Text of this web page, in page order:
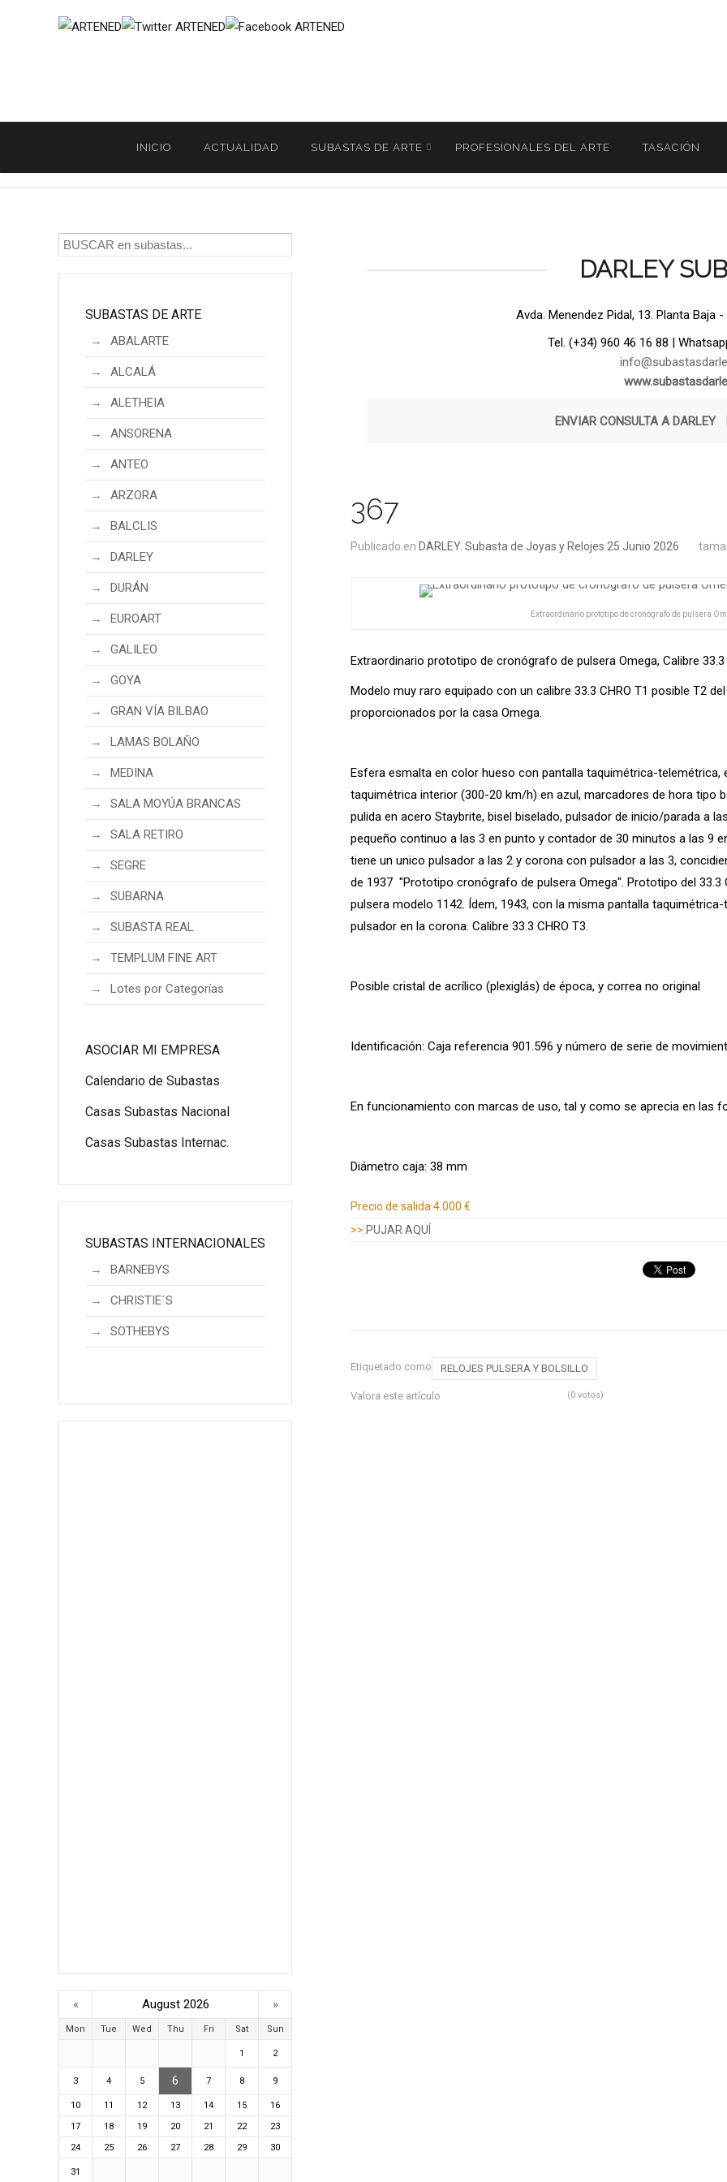
INICIO ACTUALIDAD SUBASTAS DE ARTE PROFESIONALES DEL ARTE TASACIÓN
DARLEY
Avda. Menendez Pidal, 13. Planta Baja
Tel. (+34) 960 46 16 88 |
ENVIAR CONSULTA A DARLEY
367
Publicado en DARLEY. Subasta de Joyas y Relojes 25 Junio 2026
Extraordinario prototipo de cronógrafo de pulsera
Extraordinario prototipo de cronógrafo de pulsera Omega, Calibre 33.3
Modelo muy raro equipado con un calibre 33.3 CHRO T1 posible T2
proporcionados por la casa Omega.
Esfera esmalta en color hueso con pantalla taquimétrica-
taquimétrica interior (300-20 km/h) en azul, marcadores de hora tipo
pulida en acero Staybrite, bisel biselado, pulsador de inicio/parada a
pequeño continuo a las 3 en punto y contador de 30 minutos a las 9
tiene un unico pulsador a las 2 y corona con pulsador a las 3,
de 1937 "Prototipo cronógrafo de pulsera Omega". Prototipo del 33.3
pulsera modelo 1142. Ídem, 1943, con la misma pantalla
pulsador en la corona. Calibre 33.3 CHRO T3.
Posible cristal de acrílico (plexiglás) de época, y correa no original
Identificación: Caja referencia 901.596 y número de serie de
En funcionamiento con marcas de uso, tal y como se aprecia en las
Diámetro caja: 38 mm
Precio de salida:4.000 €
>>:PUJAR AQUÍ
Etiquetado como RELOJES PULSERA Y BOLSILLO
Valora este artículo (0 votos)
SUBASTAS DE ARTE
ABALARTE
ALCALÁ
ALETHEIA
ANSORENA
ANTEO
ARZORA
BALCLIS
DARLEY
DURÁN
EUROART
GALILEO
GOYA
GRAN VÍA BILBAO
LAMAS BOLAÑO
MEDINA
SALA MOYÚA BRANCAS
SALA RETIRO
SEGRE
SUBARNA
SUBASTA REAL
TEMPLUM FINE ART
Lotes por Categorías
ASOCIAR MI EMPRESA
Calendario de Subastas
Casas Subastas Nacional
Casas Subastas Internac.
SUBASTAS INTERNACIONALES
BARNEBYS
CHRISTIE´S
SOTHEBYS
« August 2026 »
Mon Tue Wed Thu Fri Sat Sun
1 2
3 4 5 6 7 8 9
10 11 12 13 14 15
16
17
18 19 20 21 22
23
24
25 26 27 28 29 30
31